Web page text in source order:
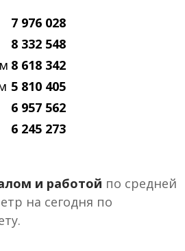
7 976 028
8 332 548
8 618 342
5 810 405
6 957 562
6 245 273
и работой по средней
на сегодня по